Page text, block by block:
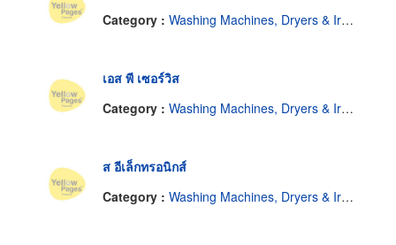
Category : Washing Machines, Dryers & Ironers-Household
เอส พี เซอร์วิส
Category : Washing Machines, Dryers & Ironers-Household
ส อีเล็กทรอนิกส์
Category : Washing Machines, Dryers & Ironers-Household